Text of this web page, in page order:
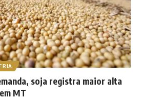
soja registra maior alta
MT